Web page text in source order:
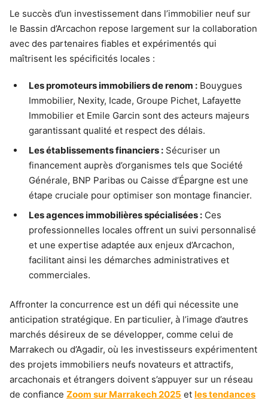
Le succès d’un investissement dans l’immobilier neuf sur
le Bassin d’Arcachon repose largement sur la collaboration
avec des partenaires fiables et expérimentés qui
maîtrisent les spécificités locales :
Les promoteurs immobiliers de renom : Bouygues
Immobilier, Nexity, Icade, Groupe Pichet, Lafayette
Immobilier et Emile Garcin sont des acteurs majeurs
garantissant qualité et respect des délais.
Les établissements financiers : Sécuriser un
financement auprès d’organismes tels que Société
Générale, BNP Paribas ou Caisse d’Épargne est une
étape cruciale pour optimiser son montage financier.
Les agences immobilières spécialisées : Ces
professionnelles locales offrent un suivi personnalisé
et une expertise adaptée aux enjeux d’Arcachon,
facilitant ainsi les démarches administratives et
commerciales.
Affronter la concurrence est un défi qui nécessite une
anticipation stratégique. En particulier, à l’image d’autres
marchés désireux de se développer, comme celui de
Marrakech ou d’Agadir, où les investisseurs expérimentent
des projets immobiliers neufs novateurs et attractifs,
arcachonais et étrangers doivent s’appuyer sur un réseau
de confiance Zoom sur Marrakech 2025 et les tendances